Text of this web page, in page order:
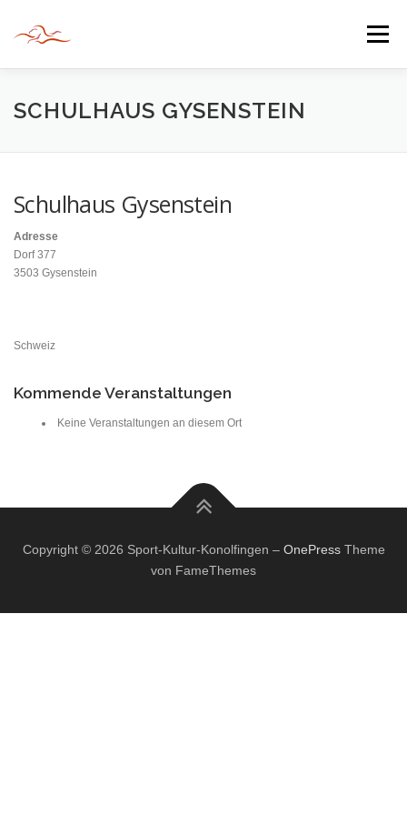
springen
Menü
HERZLICH WILLKOMMEN
INFORMATIONEN
SCHULHAUS GYSENSTEIN
Schulhaus Gysenstein
Adresse
Dorf 377
3503 Gysenstein
Schweiz
Kommende Veranstaltungen
Keine Veranstaltungen an diesem Ort
Copyright © 2026 Sport-Kultur-Konolfingen – OnePressTheme
von FameThemes